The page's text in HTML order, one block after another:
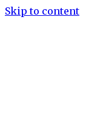
Skip to content